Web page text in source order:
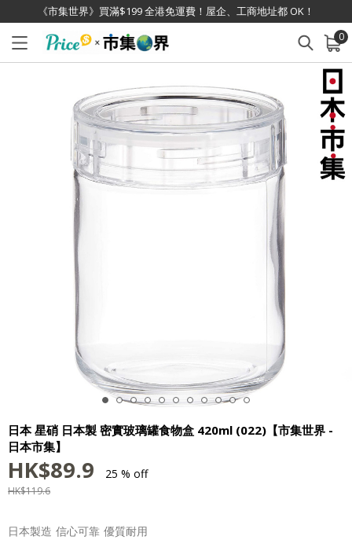
《市集世界》買滿$199 全港免運費！屋企、工商地址都 OK！
0
已加入購物車 查看
日本 星硝 日本製 密實玻璃罐食物盒 420ml (022)【市集世界 -
日本市集】
HK$89.9 25 % off
HK$119.6
日本製造 信心可靠 優質耐用